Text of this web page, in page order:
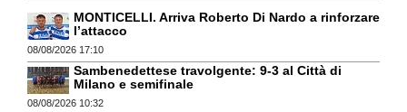
MONTICELLI. Arriva Roberto Di Nardo a rinforzare
l’attacco
08/08/2026 17:10
Sambenedettese travolgente: 9-3 al Città di
Milano e semifinale
08/08/2026 10:32